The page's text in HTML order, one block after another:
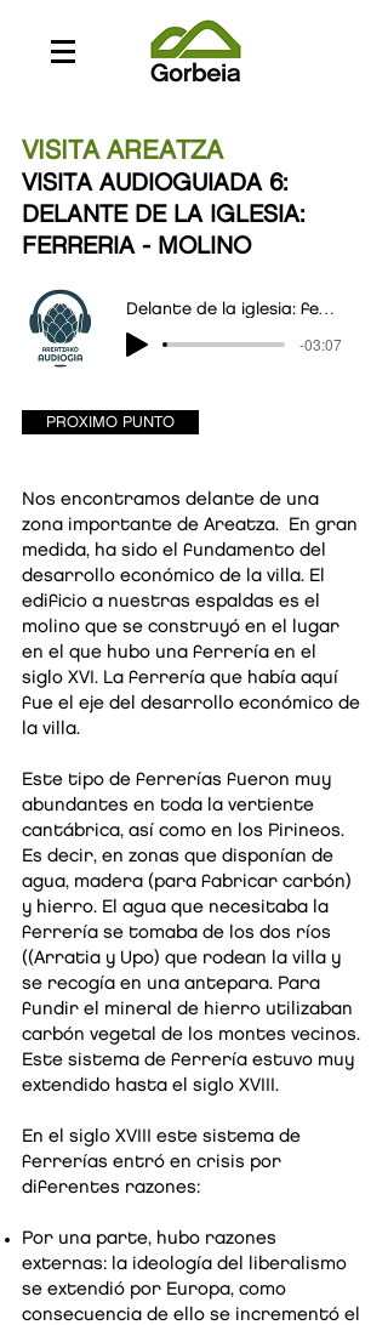
VISITA AREATZA
VISITA AUDIOGUIADA 6:
DELANTE DE LA IGLESIA:
FERRERIA - MOLINO
Delante de la iglesia: ferrería-molino
-03:07
PROXIMO PUNTO
Nos encontramos delante de una
zona importante de Areatza. En gran
medida, ha sido el fundamento del
desarrollo económico de la villa. El
edificio a nuestras espaldas es el
molino que se construyó en el lugar
en el que hubo una ferrería en el
siglo XVI. La ferrería que había aquí
fue el eje del desarrollo económico de
la villa.
Este tipo de ferrerías fueron muy
abundantes en toda la vertiente
cantábrica, así como en los Pirineos.
Es decir, en zonas que disponían de
agua, madera (para fabricar carbón)
y hierro. El agua que necesitaba la
ferrería se tomaba de los dos ríos
((Arratia y Upo) que rodean la villa y
se recogía en una antepara. Para
fundir el mineral de hierro utilizaban
carbón vegetal de los montes vecinos.
Este sistema de ferrería estuvo muy
extendido hasta el siglo XVIII.
En el siglo XVIII este sistema de
ferrerías entró en crisis por
diferentes razones:
Por una parte, hubo razones
externas: la ideología del liberalismo
se extendió por Europa, como
consecuencia de ello se incrementó el